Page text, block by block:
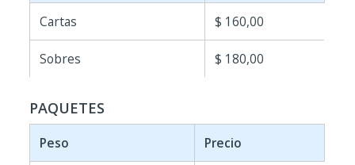
Cartas $ 160,00
Sobres $ 180,00
PAQUETES
Peso Precio